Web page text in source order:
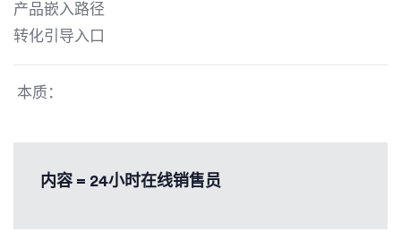
产品嵌入路径
转化引导入口
本质：
内容 = 24小时在线销售员